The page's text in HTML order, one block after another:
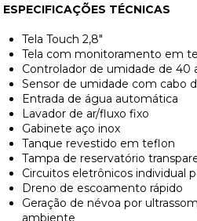
ESPECIFICAÇÕES TÉCNICAS
Tela Touch 2,8″
Tela com monitoramento em
Controlador de umidade de 40
Sensor de umidade com cabo
Entrada de água automática
Lavador de ar/fluxo fixo
Gabinete aço inox
Tanque revestido em teflon
Tampa de reservatório
Circuitos eletrônicos individual
Dreno de escoamento rápido
Geração de névoa por
ambiente